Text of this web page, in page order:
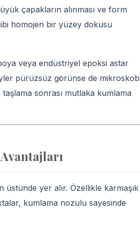
çapakların alınması ve form
homojen bir yüzey dokusu
veya endüstriyel epoksi astar
pürüzsüz görünse de
sonrası mutlaka kumlama
üstünde yer alır. Özellikle karmaşık
kumlama nozulu sayesinde